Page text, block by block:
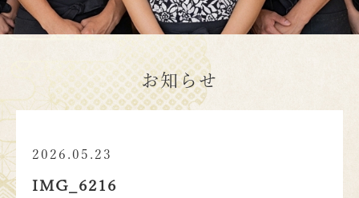
お知らせ
2026.05.23
IMG_6216